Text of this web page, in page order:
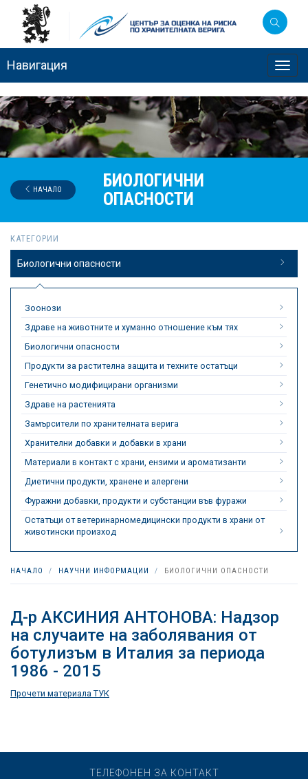
Навигация
БИОЛОГИЧНИ
ОПАСНОСТИ
НАЧАЛО
КАТЕГОРИИ
Биологични опасности
Зоонози
Здраве на животните и хуманно отношение към тях
Биологични опасности
Продукти за растителна защита и техните остатъци
Генетично модифицирани организми
Здраве на растенията
Замърсители по хранителната верига
Хранителни добавки и добавки в храни
Материали в контакт с храни, ензими и ароматизанти
Диетични продукти, хранене и алергени
Фуражни добавки, продукти и субстанции във фуражи
Остатъци от ветеринарномедицински продукти в храни от
животински произход
НАЧАЛО НАУЧНИ ИНФОРМАЦИИ БИОЛОГИЧНИ ОПАСНОСТИ
Д-р АКСИНИЯ АНТОНОВА: Надзор
на случаите на заболявания от
ботулизъм в Италия за периода
1986 - 2015
Прочети материала ТУК
ТЕЛЕФОНЕН ЗА КОНТАКТ